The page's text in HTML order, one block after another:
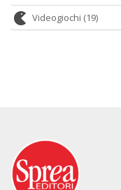
Videogiochi (19)